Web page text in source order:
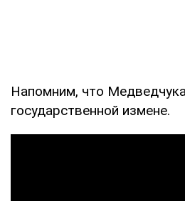
Напомним, что
государственной измене.